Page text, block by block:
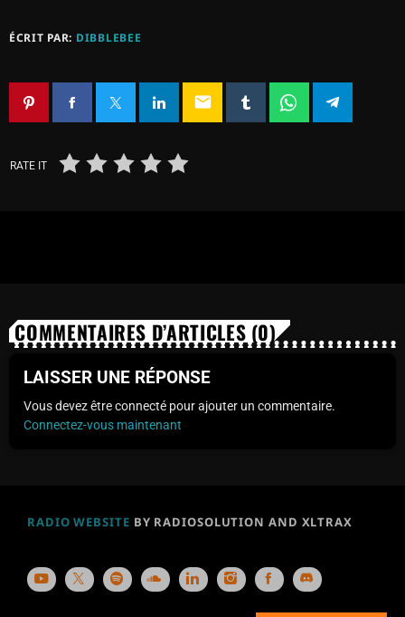
ÉCRIT PAR: DIBBLEBEE
email
RATE IT
COMMENTAIRES D’ARTICLES (0)
LAISSER UNE RÉPONSE
Vous devez être connecté pour ajouter un commentaire.
Connectez-vous maintenant
RADIO WEBSITE BY RADIOSOLUTION AND XLTRAX